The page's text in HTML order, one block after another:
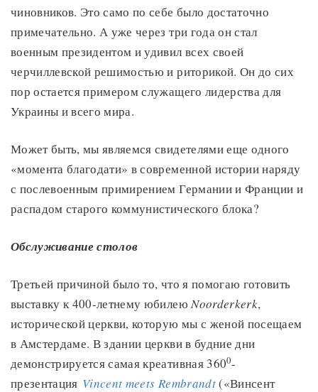
чиновников. Это само по себе было достаточно
примечательно. А уже через три года он стал
военным президентом и удивил всех своей
черчиллевской решимостью и риторикой. Он до сих
пор остается примером служащего лидерства для
Украины и всего мира.
Может быть, мы являемся свидетелями еще одного
«момента благодати» в современной истории наряду
с послевоенным примирением Германии и Франции и
распадом старого коммунистического блока?
Обслуживание столов
Третьей причиной было то, что я помогаю готовить
выставку к 400-летнему юбилеюNoorderkerk,
исторической церкви, которую мы с женой посещаем
в Амстердаме. В здании церкви в будние дни
демонстрируется самая креативная 3600-
презентация Vincent meets Rembrandt(«Винсент